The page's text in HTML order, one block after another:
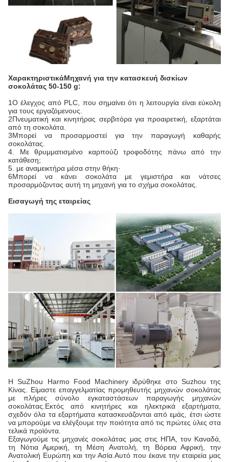
ΧαρακτηριστικάΜηχανή για την κατασκευή δισκίων
σοκολάτας 50-150 g:
1Ο έλεγχος από PLC, που σημαίνει ότι η λειτουργία είναι εύκολη
για τους εργαζόμενους.
2Πνευματική και κινητήρας σερβιτόρα για προαιρετική, εξαρτάται
από τη σοκολάτα.
3Μπορεί να προσαρμοστεί για την παραγωγή καθαρής
σοκολάτας.
4. Με θρυμματισμένο καρπούζι τροφοδότης πάνω από την
κατάθεση;
5. με αναμεικτήρα μέσα στην θήκη·
6Μπορεί να κάνει σοκολάτα με γεμιστήρα και νάτσες
προσαρμόζοντας αυτή τη μηχανή για το σχήμα σοκολάτας.
Εισαγωγή της εταιρείας
Η SuZhou Harmo Food Machinery ιδρύθηκε στο Suzhou της
Κίνας. Είμαστε επαγγελματίας προμηθευτής μηχανών σοκολάτας
με πλήρες σύνολο εγκαταστάσεων παραγωγής μηχανών
σοκολάτας.Εκτός από κινητήρες και ηλεκτρικά εξαρτήματα,
σχεδόν όλα τα εξαρτήματα κατασκευάζονται από εμάς, έτσι ώστε
να μπορούμε να ελέγξουμε την ποιότητα από τις πρώτες ύλες στα
τελικά προϊόντα.
Εξαγωγούμε τις μηχανές σοκολάτας μας στις ΗΠΑ, τον Καναδά,
τη Νότια Αμερική, τη Μέση Ανατολή, τη Βόρεια Αφρική, την
Ανατολική Ευρώπη και την Ασία.Αυτό που έκανε την εταιρεία μας